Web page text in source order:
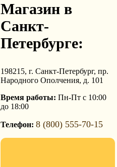
Магазин в
Санкт-
Петербурге:
198215, г. Санкт-Петербург, пр.
Народного Ополчения, д. 101
Время работы: Пн-Пт с 10:00
до 18:00
Телефон: 8 (800) 555-70-15